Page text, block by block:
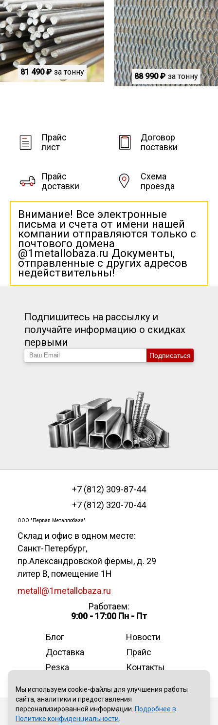
81 490 ₽ за тонну 88 990 ₽ за тонну
Прайс
лист
Договор
поставки
Прайс
доставки
Схема
проезда
Внимание! Все электронные
письма и счета от имени нашей
компании отправляются только с
почтового домена
@1metallobaza.ru Документы,
отправленные с других адресов
недействительны!
Подпишитесь на рассылку и
получайте информацию о скидках
первыми
Подписаться
+7 (812) 309-87-44
+7 (812) 320-70-44
ООО "Первая Металлобаза"
Склад и офис в одном месте:
Санкт-Петербург,
пр.Александровской фермы, д. 29
литер В, помещение 1Н
metall@1metallobaza.ru
Работаем:
9:00 - 17:00 Пн - Пт
Блог
Новости
Доставка
Прайс
Резка
Контакты
Публичная оферта
Мы используем cookie-файлы для улучшения работы
сайта, аналитики и предоставления
персонализированной информации. Подробнее в
Политике конфиденциальности